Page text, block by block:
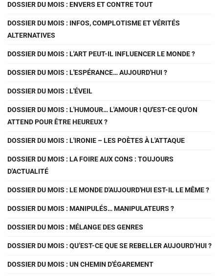
DOSSIER DU MOIS : ENVERS ET CONTRE TOUT
DOSSIER DU MOIS : INFOS, COMPLOTISME ET VÉRITÉS
ALTERNATIVES
DOSSIER DU MOIS : L'ART PEUT-IL INFLUENCER LE MONDE ?
DOSSIER DU MOIS : L'ESPÉRANCE… AUJOURD'HUI ?
DOSSIER DU MOIS : L'ÉVEIL
DOSSIER DU MOIS : L'HUMOUR… L'AMOUR ! QU'EST-CE QU'ON
ATTEND POUR ÊTRE HEUREUX ?
DOSSIER DU MOIS : L'IRONIE – LES POÈTES À L'ATTAQUE
DOSSIER DU MOIS : LA FOIRE AUX CONS : TOUJOURS
D'ACTUALITÉ
DOSSIER DU MOIS : LE MONDE D'AUJOURD'HUI EST-IL LE MÊME ?
DOSSIER DU MOIS : MANIPULÉS… MANIPULATEURS ?
DOSSIER DU MOIS : MÉLANGE DES GENRES
DOSSIER DU MOIS : QU’EST-CE QUE SE REBELLER AUJOURD’HUI ?
DOSSIER DU MOIS : UN CHEMIN D'ÉGAREMENT